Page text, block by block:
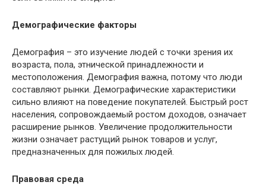
Демографические факторы
Демография – это изучение людей с точки зрения их
возраста, пола, этнической принадлежности и
местоположения. Демография важна, потому что люди
составляют рынки. Демографические характеристики
сильно влияют на поведение покупателей. Быстрый рост
населения, сопровождаемый ростом доходов, означает
расширение рынков. Увеличение продолжительности
жизни означает растущий рынок товаров и услуг,
предназначенных для пожилых людей.
Правовая среда